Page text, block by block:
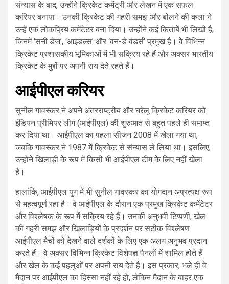
संन्यास के बाद, उन्होंने क्रिकेट कमेंट्री और लेखन में एक सफल
करियर बनाया। उनकी क्रिकेट की गहरी समझ और बोलने की कला ने
उन्हें एक लोकप्रिय कमेंटेटर बना दिया। उन्होंने कई किताबें भी लिखी हैं,
जिनमें ‘सनी डेज’, ‘आइडल्स’ और ‘वन-डे वंडर्स’ प्रमुख हैं। वे विभिन्न
क्रिकेट प्रशासकीय भूमिकाओं में भी सक्रिय रहे हैं और अक्सर भारतीय
क्रिकेट के मुद्दों पर अपनी राय देते रहते हैं।
आईपीएल करियर
सुनील गावस्कर ने अपने अंतरराष्ट्रीय और घरेलू क्रिकेट करियर को
इंडियन प्रीमियर लीग (आईपीएल) की शुरुआत से बहुत पहले ही समाप्त
कर दिया था। आईपीएल का पहला सीजन 2008 में खेला गया था,
जबकि गावस्कर ने 1987 में क्रिकेट से संन्यास ले लिया था। इसलिए,
उन्होंने खिलाड़ी के रूप में किसी भी आईपीएल टीम के लिए नहीं खेला
है।
हालांकि, आईपीएल युग में भी सुनील गावस्कर का योगदान अप्रत्यक्ष रूप
से महत्वपूर्ण रहा है। वे आईपीएल के दौरान एक प्रमुख क्रिकेट कमेंटेटर
और विश्लेषक के रूप में सक्रिय रहे हैं। उनकी अनुभवी टिप्पणी, खेल
की गहरी समझ और खिलाड़ियों के प्रदर्शन पर सटीक विश्लेषण
आईपीएल मैचों को देखने वाले दर्शकों के लिए एक अलग अनुभव प्रदान
करते हैं। वे अक्सर विभिन्न क्रिकेट विशेषज्ञ पैनलों में शामिल होते हैं
और खेल के कई पहलुओं पर अपनी राय देते हैं। इस प्रकार, भले ही वे
मैदान पर आईपीएल का हिस्सा नहीं रहे हों, लेकिन मैदान के बाहर एक